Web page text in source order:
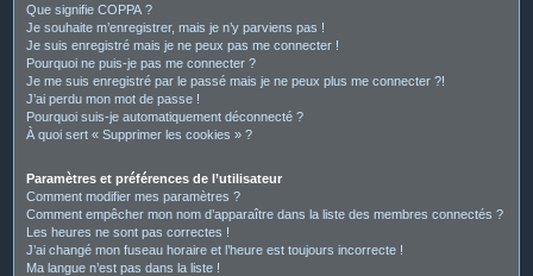
Que signifie COPPA ?
Je souhaite m’enregistrer, mais je n’y parviens pas !
Je suis enregistré mais je ne peux pas me connecter !
Pourquoi ne puis-je pas me connecter ?
Je me suis enregistré par le passé mais je ne peux plus me connecter ?!
J’ai perdu mon mot de passe !
Pourquoi suis-je automatiquement déconnecté ?
À quoi sert « Supprimer les cookies » ?
Paramètres et préférences de l’utilisateur
Comment modifier mes paramètres ?
Comment empêcher mon nom d’apparaître dans la liste des membres connectés ?
Les heures ne sont pas correctes !
J’ai changé mon fuseau horaire et l’heure est toujours incorrecte !
Ma langue n’est pas dans la liste !